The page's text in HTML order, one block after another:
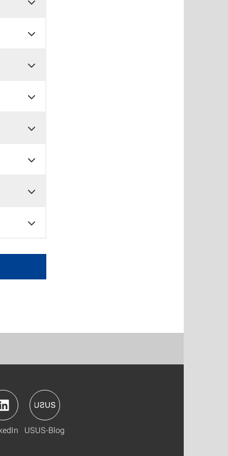
USUS-Blog